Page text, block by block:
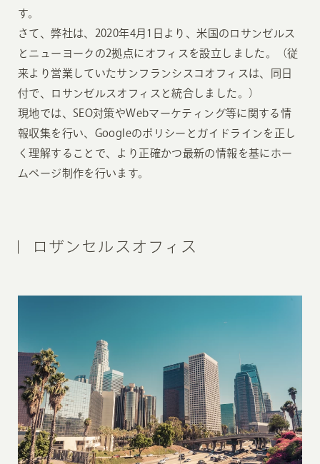
す。
さて、弊社は、2020年4月1日より、米国のロサンゼルス
とニューヨークの2拠点にオフィスを設立しました。（従
来より営業していたサンフランシスコオフィスは、同日
付で、ロサンゼルスオフィスと統合しました。）
現地では、SEO対策やWebマーケティング等に関する情
報収集を行い、Googleのポリシーとガイドラインを正し
く理解することで、より正確かつ最新の情報を基にホー
ムページ制作を行います。
ロザンセルスオフィス